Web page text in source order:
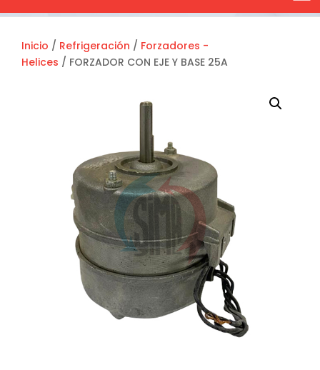
Inicio / Refrigeración / Forzadores -
Helices / FORZADOR CON EJE Y BASE 25A